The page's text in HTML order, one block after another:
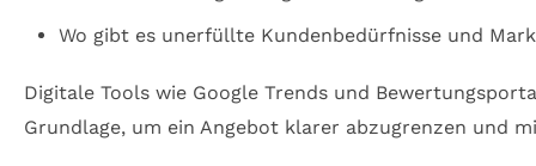
Wo gibt es unerfüllte Kundenbedürfnisse und
Digitale Tools wie Google Trends und
Grundlage, um ein Angebot klarer abzugrenzen und